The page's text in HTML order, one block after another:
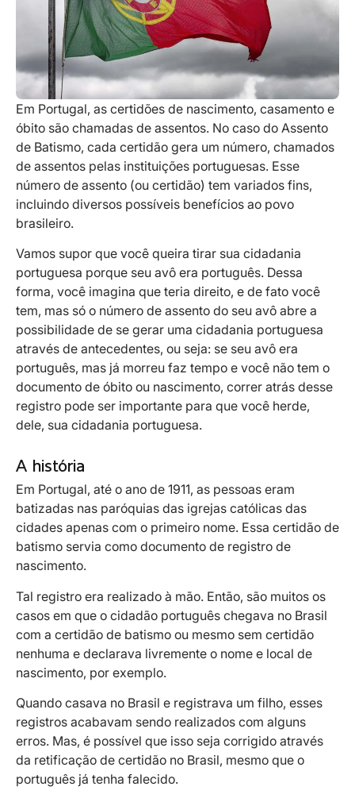
Em Portugal, as certidões de nascimento, casamento e
óbito são chamadas de assentos. No caso do Assento
de Batismo, cada certidão gera um número, chamados
de assentos pelas instituições portuguesas. Esse
número de assento (ou certidão) tem variados fins,
incluindo diversos possíveis benefícios ao povo
brasileiro.
Vamos supor que você queira tirar sua cidadania
portuguesa porque seu avô era português. Dessa
forma, você imagina que teria direito, e de fato você
tem, mas só o número de assento do seu avô abre a
possibilidade de se gerar uma cidadania portuguesa
através de antecedentes, ou seja: se seu avô era
português, mas já morreu faz tempo e você não tem o
documento de óbito ou nascimento, correr atrás desse
registro pode ser importante para que você herde,
dele, sua cidadania portuguesa.
A história
Em Portugal, até o ano de 1911, as pessoas eram
batizadas nas paróquias das igrejas católicas das
cidades apenas com o primeiro nome. Essa certidão de
batismo servia como documento de registro de
nascimento.
Tal registro era realizado à mão. Então, são muitos os
casos em que o cidadão português chegava no Brasil
com a certidão de batismo ou mesmo sem certidão
nenhuma e declarava livremente o nome e local de
nascimento, por exemplo.
Quando casava no Brasil e registrava um filho, esses
registros acabavam sendo realizados com alguns
erros. Mas, é possível que isso seja corrigido através
da retificação de certidão no Brasil, mesmo que o
português já tenha falecido.